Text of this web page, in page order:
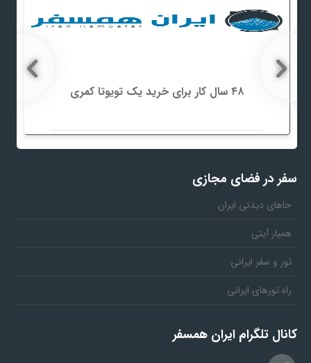
۴۸ سال کار برای خرید یک تویوتا کمری
سفر در فضای مجازی
جاهای دیدنی ایران
همیار آیتی
تور و سفر ایرانی
راه تورهای ایرانی
کانال تلگرام ایران همسفر